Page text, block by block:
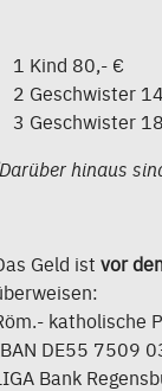
1 Kind 80,- €
2 Geschwister
3 Geschwister
hinaus
Geld ist vor
katholische
DE55 7509
Bank